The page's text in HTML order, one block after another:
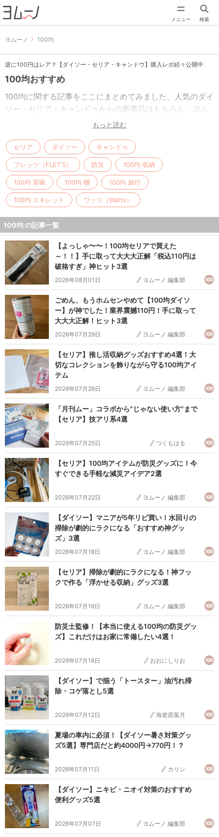
メニュー 検索
ヨムーノ 100均
逆に100円はレア？【ダイソー・セリア・キャンドウ】購入レポ続々公開中
100均おすすめ
もっと読む
100均に関する記事をここにまとめてみました。人気のダイ
ソー・セリア・キャンドゥからの新商品はもちろん、ヨム
ーノライターおすすめグッズや使い方アイデアなどを紹介
ザ・ダイソー
全国に店舗展開する大創産業の100円ショップ「ザ・ダイソ
ー」に関する記事をまとめています。新商品や人気商品は
もちろん、収納やインテリアなど話題のグッズを紹介して
います。
⇒ ザ・ダイソーに関する記事一覧はこちら
Seria（セリア）
100円ショップのSeria（セリア）に関する記事をまとめて
います。新商品や人気商品はもちろん、収納やインテリア
など話題のグッズを紹介しています。
⇒セリアに関する記事一覧はこちら
Can☆Do（キャンドゥ）
100円ショップ「Can☆Do（キャンドゥ）」に関する記事
をまとめています。新商品や人気商品はもちろん、収納や
インテリアなど話題のグッズを紹介しています。
⇒キャンドゥに関する記事一覧はこちら
セリア ダイソー キャンドゥ
フレッツ（FLET'S） 防災 100均 収納
100均 茶碗 100均 棚 100均 旅行
100均 スキレット ワッツ（Watts）
100均 の記事一覧
【よっしゃ〜〜！100均セリアで買えた
～！！】手に取って大大大正解「税込110円は
破格すぎ」神ヒット3選
2026年08月01日 ヨムーノ 編集部
ごめん、もうホムセンやめて【100均ダイソ
ー】が神でした！業界震撼110円！手に取って
大大大正解！ヒット3選
2026年07月29日 ヨムーノ 編集部
【セリア】推し活収納グッズおすすめ4選！大
切なコレクションを飾りながら守る100均アイ
テム
2026年07月26日 ヨムーノ 編集部
「月刊ムー」コラボから"じゃない使い方"まで
【セリア】技アリ系4選
2026年07月25日 つくもはる
【セリア】100均アイテムが防災グッズに！今
すぐできる手軽な減災アイデア2選
2026年07月22日 ヨムーノ 編集部
【ダイソー】マニアが5年リピ買い！水回りの
掃除が劇的にラクになる「おすすめ神グッ
ズ」3選
2026年07月18日 ヨムーノ 編集部
【セリア】掃除が劇的にラクになる！神フッ
クで作る「浮かせる収納」グッズ3選
2026年07月16日 ヨムーノ 編集部
防災士監修！【本当に使える100均の防災グッ
ズ】これだけはお家に常備したい4選！
2026年07月16日 おおにしりお
【ダイソー】で揃う「トースター」油汚れ掃
除・コゲ落とし5選
2026年07月12日 海老原葉月
夏場の車内に必須！【ダイソー暑さ対策グッ
ズ5選】専門店だと約4000円→770円！？
2026年07月11日 カリン
【ダイソー】ニキビ・ニオイ対策のおすすめ
便利グッズ5選
2026年07月07日 ヨムーノ 編集部